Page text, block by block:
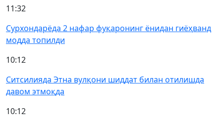
11:32
Сурхондарёда 2 нафар фуқаронинг ёнидан гиёҳванд
модда топилди
10:12
Ситсилияда Этна вулқони шиддат билан отилишда
давом этмоқда
10:12